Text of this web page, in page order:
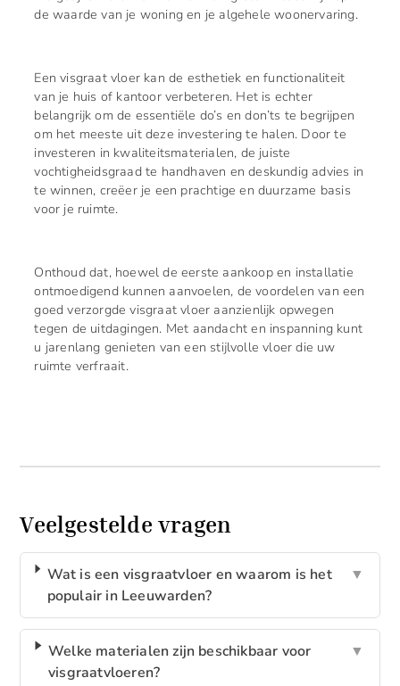
de waarde van je woning en je algehele woonervaring.
Een visgraat vloer kan de esthetiek en functionaliteit
van je huis of kantoor verbeteren. Het is echter
belangrijk om de essentiële do’s en don’ts te begrijpen
om het meeste uit deze investering te halen. Door te
investeren in kwaliteitsmaterialen, de juiste
vochtigheidsgraad te handhaven en deskundig advies in
te winnen, creëer je een prachtige en duurzame basis
voor je ruimte.
Onthoud dat, hoewel de eerste aankoop en installatie
ontmoedigend kunnen aanvoelen, de voordelen van een
goed verzorgde visgraat vloer aanzienlijk opwegen
tegen de uitdagingen. Met aandacht en inspanning kunt
u jarenlang genieten van een stijlvolle vloer die uw
ruimte verfraait.
Veelgestelde vragen
Wat is een visgraatvloer en waarom is het
populair in Leeuwarden?
▼
Welke materialen zijn beschikbaar voor
visgraatvloeren?
▼